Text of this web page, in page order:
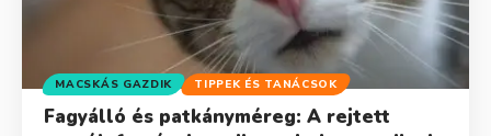
MACSKÁS GAZDIK TIPPEK ÉS TANÁCSOK
Fagyálló és patkányméreg: A rejtett